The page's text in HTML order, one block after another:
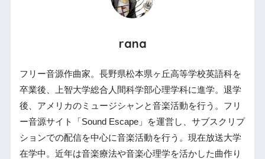
rana
フリー音源作曲家。長野県松本県ヶ丘高等学校英語科を
卒業後、上智大学総合人間科学部心理学科に進学。退学
後、アメリカのミュージシャンと音楽活動を行う。フリ
ー音源サイト「Sound Escape」を運営し、サブスクリプ
ションでの配信を中心に音楽活動を行う。現在放送大学
在学中。近年は音楽療法や音楽心理学を活かした曲作り